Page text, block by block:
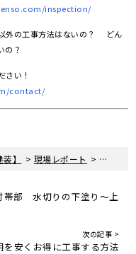
inspection/
外の工事方法はないの？ どん
の？
い！
contact/
】 > 現場レポート > 大阪府
部 水切りの下塗り〜上
次の記事 >
を安くお得に工事する方法